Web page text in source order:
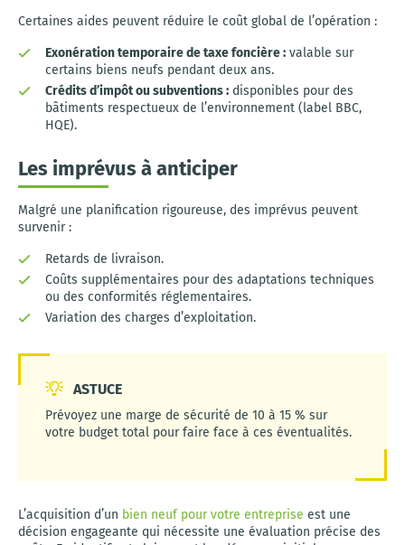
Certaines aides peuvent réduire le coût global de l’opération :
Exonération temporaire de taxe foncière : valable sur
certains biens neufs pendant deux ans.
Crédits d’impôt ou subventions : disponibles pour des
bâtiments respectueux de l’environnement (label BBC,
HQE).
Les imprévus à anticiper
Malgré une planification rigoureuse, des imprévus peuvent
survenir :
Retards de livraison.
Coûts supplémentaires pour des adaptations techniques
ou des conformités réglementaires.
Variation des charges d’exploitation.
ASTUCE
Prévoyez une marge de sécurité de 10 à 15 % sur
votre budget total pour faire face à ces éventualités.
L’acquisition d’un bien neuf pour votre entreprise est une
décision engageante qui nécessite une évaluation précise des